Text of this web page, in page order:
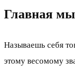
Главная
Называешь себя
этому весомому